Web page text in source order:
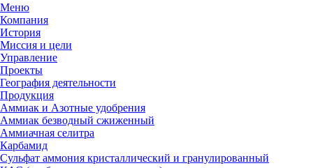
Меню
Компания
История
Миссия и цели
Управление
Проекты
География деятельности
Продукция
Аммиак и Азотные удобрения
Аммиак безводный сжиженный
Аммиачная селитра
Карбамид
Сульфат аммония кристаллический и гранулированный